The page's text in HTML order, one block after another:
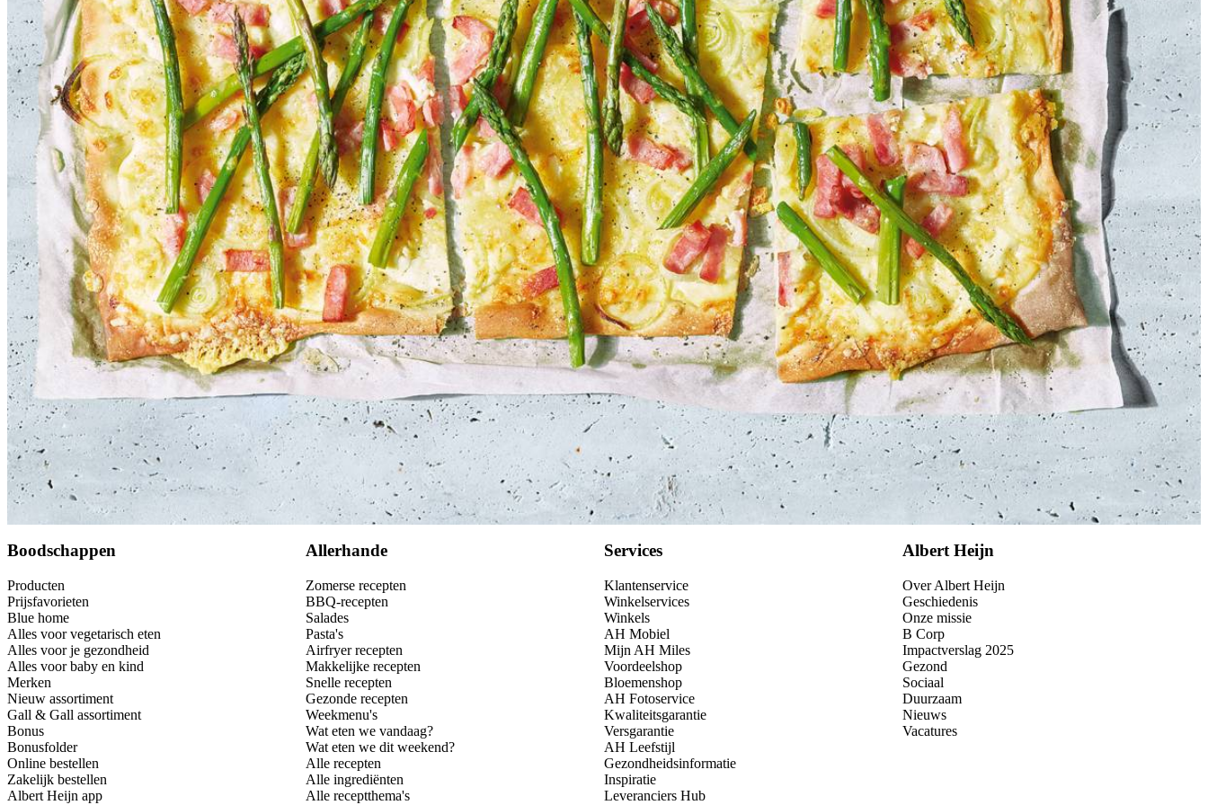
100 ggroene aspergetips
Kies producten
Dit heb je nodig
Wat vond je van dit recept?
Boodschappen
Producten
Prijsfavorieten
Blue home
Alles voor vegetarisch eten
Alles voor je gezondheid
Alles voor baby en kind
Merken
Nieuw assortiment
Gall & Gall assortiment
Bonus
Bonusfolder
Online bestellen
Zakelijk bestellen
Albert Heijn app
Allerhande
Zomerse recepten
BBQ-recepten
Salades
Pasta's
Airfryer recepten
Makkelijke recepten
Snelle recepten
Gezonde recepten
Weekmenu's
Wat eten we vandaag?
Wat eten we dit weekend?
Alle recepten
Alle ingrediënten
Alle receptthema's
Services
Klantenservice
Winkelservices
Winkels
AH Mobiel
Mijn AH Miles
Voordeelshop
Bloemenshop
AH Fotoservice
Kwaliteitsgarantie
Versgarantie
AH Leefstijl
Gezondheidsinformatie
Inspiratie
Leveranciers Hub
Albert Heijn
Over Albert Heijn
Geschiedenis
Onze missie
B Corp
Impactverslag 2025
Gezond
Sociaal
Duurzaam
Nieuws
Vacatures